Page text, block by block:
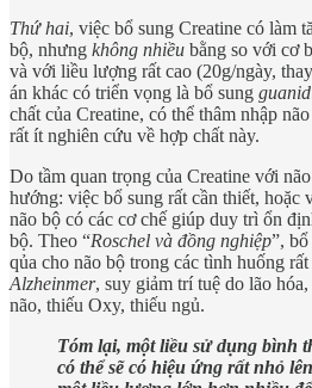
Thứ hai, việc bổ sung Creatine có làm
bộ, nhưng không nhiều bằng so với cơ
và với liều lượng rất cao (20g/ngày,
án khác có triển vọng là bổ sung
chất của Creatine, có thể thâm nhập
rất ít nghiên cứu về hợp chất này.
Do tầm quan trọng của Creatine với
hướng: việc bổ sung rất cần thiết, hoặc
não bộ có các cơ chế giúp duy trì ổn
bộ. Theo “Roschel và đồng nghiệp”, bổ
qủa cho não bộ trong các tình huống rất
Alzheinmer, suy giảm trí tuệ do lão
não, thiếu Oxy, thiếu ngủ.
Tóm lại, một liều sử dụng bình
có thể sẽ có hiệu ứng rất nhỏ